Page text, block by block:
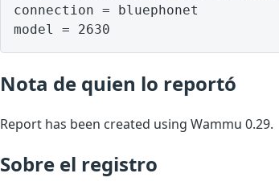
connection = bluephonet
model = 2630
Nota de quien lo reportó
Report has been created using Wammu 0.29.
Sobre el registro